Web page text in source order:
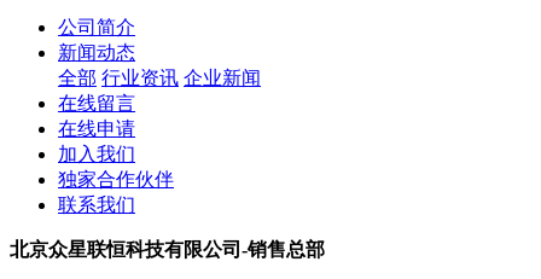
公司简介
新闻动态
全部 行业资讯 企业新闻
在线留言
在线申请
加入我们
独家合作伙伴
联系我们
北京众星联恒科技有限公司-销售总部